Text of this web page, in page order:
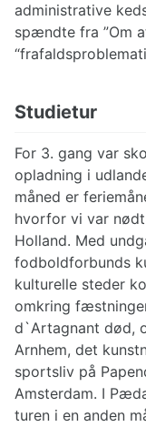
administrative
spændte fra ”Om
Studietur
For 3. gang var
opladning i
måned er
hvorfor vi var
Holland. Med
fodboldforbunds
kulturelle steder
omkring
d`Artagnant død,
Arnhem, det
sportsliv på
Amsterdam. I
turen i en anden